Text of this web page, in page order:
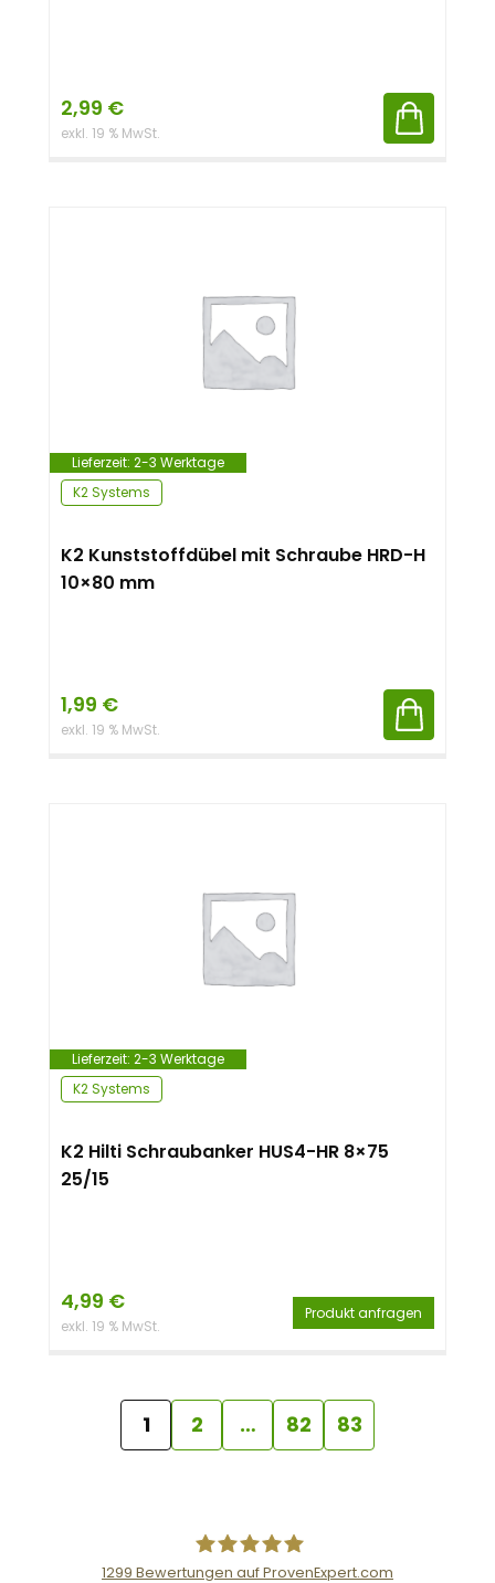
2,99 €
exkl. 19 % MwSt.
Lieferzeit: 2-3 Werktage
K2 Systems
K2 Kunststoffdübel mit Schraube HRD-H
10×80 mm
1,99 €
exkl. 19 % MwSt.
Lieferzeit: 2-3 Werktage
K2 Systems
K2 Hilti Schraubanker HUS4-HR 8×75
25/15
4,99 €
exkl. 19 % MwSt.
Produkt anfragen
1 2 … 82 83
1299 Bewertungen auf ProvenExpert.com